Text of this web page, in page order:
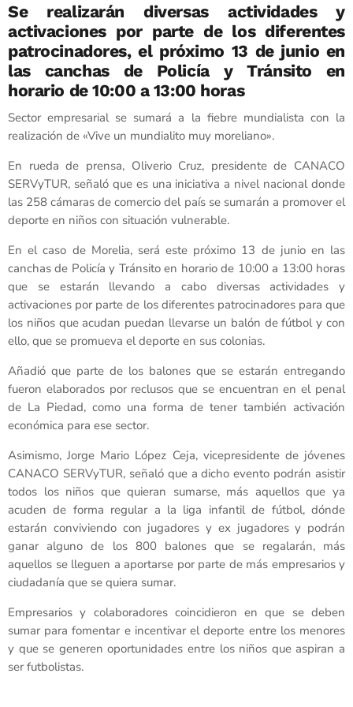
Se realizarán diversas actividades y
activaciones por parte de los diferentes
patrocinadores, el próximo 13 de junio en
las canchas de Policía y Tránsito en
horario de 10:00 a 13:00 horas
Sector empresarial se sumará a la fiebre mundialista con la
realización de «Vive un mundialito muy moreliano».
En rueda de prensa, Oliverio Cruz, presidente de CANACO
SERVyTUR, señaló que es una iniciativa a nivel nacional donde
las 258 cámaras de comercio del país se sumarán a promover el
deporte en niños con situación vulnerable.
En el caso de Morelia, será este próximo 13 de junio en las
canchas de Policía y Tránsito en horario de 10:00 a 13:00 horas
que se estarán llevando a cabo diversas actividades y
activaciones por parte de los diferentes patrocinadores para que
los niños que acudan puedan llevarse un balón de fútbol y con
ello, que se promueva el deporte en sus colonias.
Añadió que parte de los balones que se estarán entregando
fueron elaborados por reclusos que se encuentran en el penal
de La Piedad, como una forma de tener también activación
económica para ese sector.
Asimismo, Jorge Mario López Ceja, vicepresidente de jóvenes
CANACO SERVyTUR, señaló que a dicho evento podrán asistir
todos los niños que quieran sumarse, más aquellos que ya
acuden de forma regular a la liga infantil de fútbol, dónde
estarán conviviendo con jugadores y ex jugadores y podrán
ganar alguno de los 800 balones que se regalarán, más
aquellos se lleguen a aportarse por parte de más empresarios y
ciudadanía que se quiera sumar.
Empresarios y colaboradores coincidieron en que se deben
sumar para fomentar e incentivar el deporte entre los menores
y que se generen oportunidades entre los niños que aspiran a
ser futbolistas.